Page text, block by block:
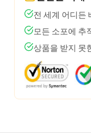
전 세계 어디든
모든 소포에 추
상품을 받지 못